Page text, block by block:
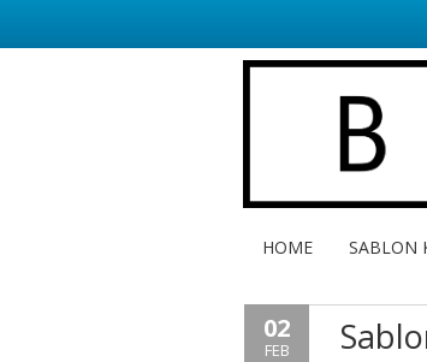
HOME SABLON
02
FEB